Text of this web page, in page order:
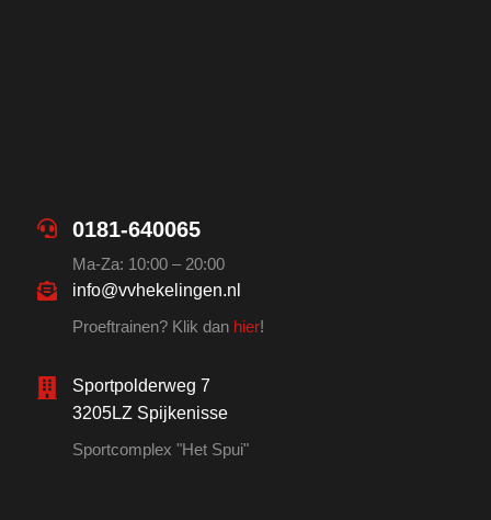
0181-640065
Ma-Za: 10:00 – 20:00
info@vvhekelingen.nl
Proeftrainen? Klik dan hier!
Sportpolderweg 7
3205LZ Spijkenisse
Sportcomplex "Het Spui"